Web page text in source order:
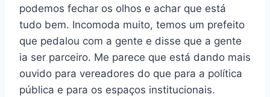
podemos fechar os olhos e achar que está
tudo bem. Incomoda muito, temos um prefeito
que pedalou com a gente e disse que a gente
ia ser parceiro. Me parece que está dando mais
ouvido para vereadores do que para a política
pública e para os espaços institucionais.